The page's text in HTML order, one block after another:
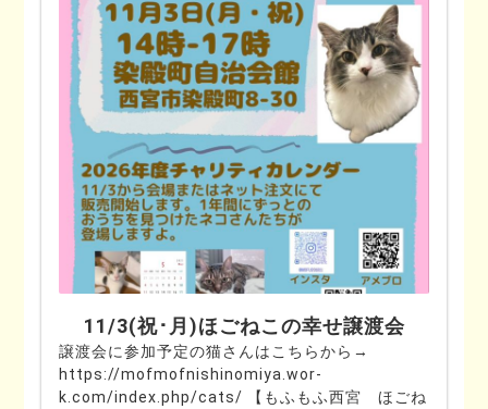
11/3(祝･月)ほごねこの幸せ譲渡会
譲渡会に参加予定の猫さんはこちらから→
https://mofmofnishinomiya.wor-
k.com/index.php/cats/ 【もふもふ西宮 ほごね